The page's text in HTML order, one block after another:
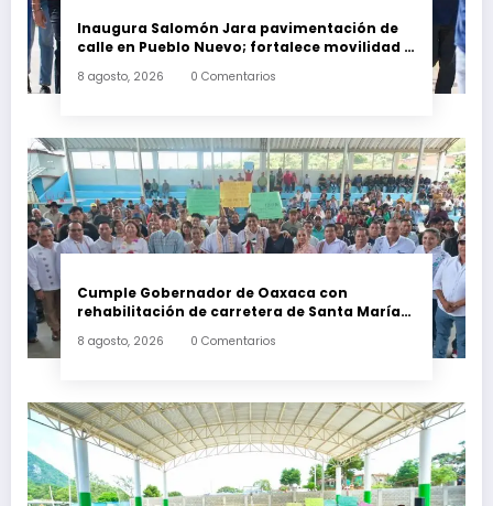
Inaugura Salomón Jara pavimentación de
calle en Pueblo Nuevo; fortalece movilidad y
8 agosto, 2026 0 Comentarios
Cumple Gobernador de Oaxaca con
rehabilitación de carretera de Santa María
8 agosto, 2026 0 Comentarios